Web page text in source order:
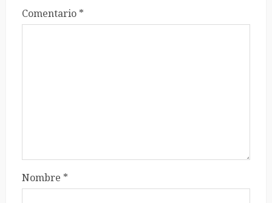
Comentario *
Nombre *